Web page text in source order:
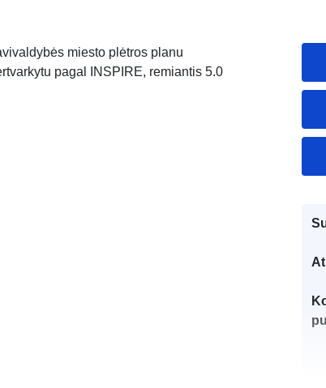
miesto plėtros planu
pagal INSPIRE, remiantis 5.0